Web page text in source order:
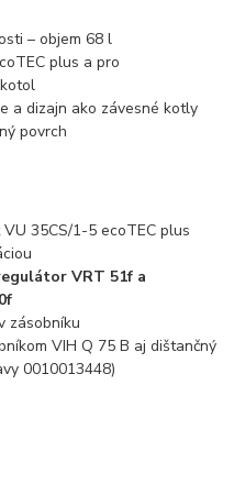
– objem 68 l
plus a pro
a dizajn ako závesné kotly
povrch
35CS/1-5 ecoTEC plus
VRT 51f a
zásobníku
VIH Q 75 B aj dištančný
0010013448)